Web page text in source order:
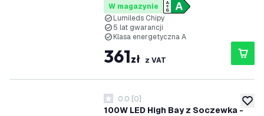
192lm/W - 6000K - IP65 -
Możliwość przyciemniania
W magazynie
Lumileds Chipy
5 lat gwarancji
Klasa energetyczna A
361zł z VAT
100W LED High Bay z Soczewka -
0 Gwiazdki oceny
0.0 [0]